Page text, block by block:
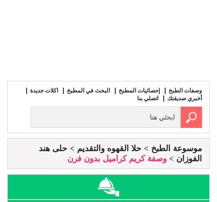
وصفات الطبخ إحصائيات المطبخ البحث في المطبخ
اكلات جديدة
أخبري صديقتك
اتصلي بنا
موسوعة الطبخ حلا القهوه والتقديم
حلى هند
الفوزان
وصفة كريم كراميل بدون فرن